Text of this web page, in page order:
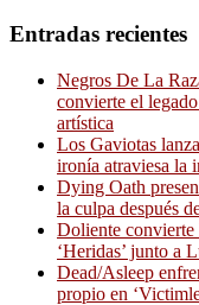
Entradas recientes
Negros De La
convierte el
artística
Los Gaviotas
ironía atraviesa la
Dying Oath
la culpa después
Doliente convierte
‘Heridas’ junto a
Dead/Asleep
propio en